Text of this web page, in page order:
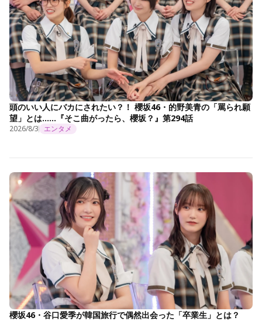
頭のいい人にバカにされたい？！ 櫻坂46・的野美青の「罵られ願
望」とは……『そこ曲がったら、櫻坂？』第294話
2026/8/3 エンタメ
櫻坂46・谷口愛季が韓国旅行で偶然出会った「卒業生」とは？